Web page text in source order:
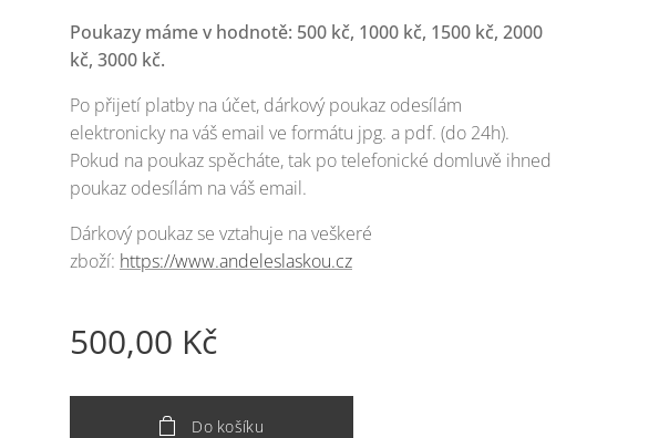
Poukazy máme v hodnotě: 500 kč, 1000 kč, 1500 kč, 2000
kč, 3000 kč.
Po přijetí platby na účet, dárkový poukaz odesílám
elektronicky na váš email ve formátu jpg. a pdf. (do 24h).
Pokud na poukaz spěcháte, tak po telefonické domluvě ihned
poukaz odesílám na váš email.
Dárkový poukaz se vztahuje na veškeré
zboží: https://www.andeleslaskou.cz
500,00 Kč
Do košíku